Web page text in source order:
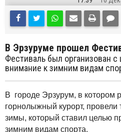
В Эрзуруме прошел
Фестиваль был организован
внимание к зимним видам
В городе Эрзурум, в котором
горнолыжный курорт,
зимы, который ставил целью
зимним видам спорта.